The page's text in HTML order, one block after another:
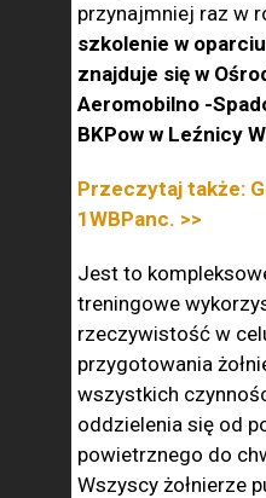
przynajmniej raz w
szkolenie w
znajduje się w
Aeromobilno -
BKPow w Leźnicy
Przeczytaj także:
1WBPanc. >>
Jest to
treningowe
rzeczywistość w
przygotowania
wszystkich
oddzielenia się od
powietrznego do
Wszyscy żołnierze